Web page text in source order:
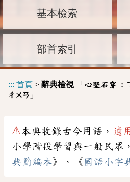
基本檢索
部首索引
::: 首頁 > 辭典檢視「 心堅石穿 :
ㄔㄨㄢ 」
⚠本典收錄古今用語， 適
小學階段學習與一般民眾
典簡編本》、《 國語小字